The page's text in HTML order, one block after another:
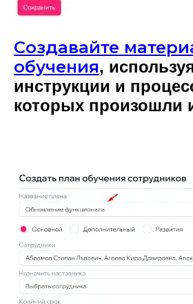
Создавайте
обучения,
инструкции и
которых произошли